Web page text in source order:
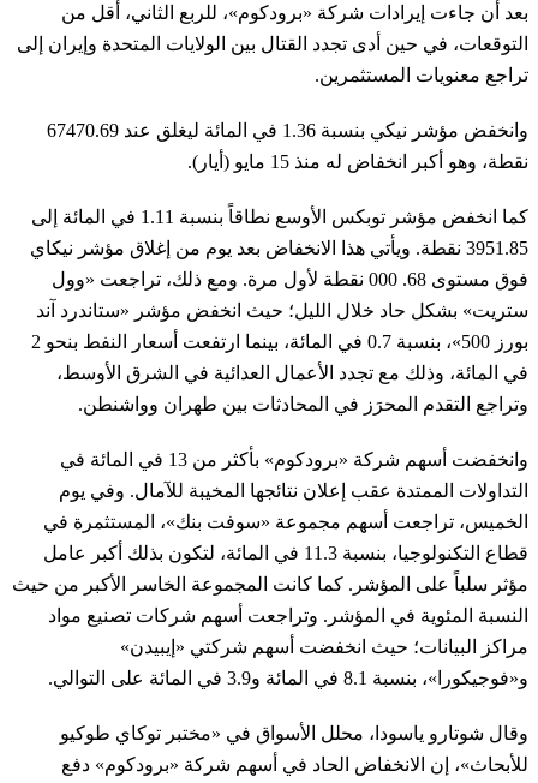
بعد أن جاءت إيرادات شركة «برودكوم»، للربع الثاني، أقل من
التوقعات، في حين أدى تجدد القتال بين الولايات المتحدة وإيران إلى
تراجع معنويات المستثمرين.
وانخفض مؤشر نيكي بنسبة 1.36 في المائة ليغلق عند 67470.69
نقطة، وهو أكبر انخفاض له منذ 15 مايو (أيار).
كما انخفض مؤشر توبكس الأوسع نطاقاً بنسبة 1.11 في المائة إلى
3951.85 نقطة. ويأتي هذا الانخفاض بعد يوم من إغلاق مؤشر نيكاي
فوق مستوى 68. 000 نقطة لأول مرة. ومع ذلك، تراجعت «وول
ستريت» بشكل حاد خلال الليل؛ حيث انخفض مؤشر «ستاندرد آند
بورز 500»، بنسبة 0.7 في المائة، بينما ارتفعت أسعار النفط بنحو 2
في المائة، وذلك مع تجدد الأعمال العدائية في الشرق الأوسط،
وتراجع التقدم المحرَز في المحادثات بين طهران وواشنطن.
وانخفضت أسهم شركة «برودكوم» بأكثر من 13 في المائة في
التداولات الممتدة عقب إعلان نتائجها المخيبة للآمال. وفي يوم
الخميس، تراجعت أسهم مجموعة «سوفت بنك»، المستثمرة في
قطاع التكنولوجيا، بنسبة 11.3 في المائة، لتكون بذلك أكبر عامل
مؤثر سلباً على المؤشر. كما كانت المجموعة الخاسر الأكبر من حيث
النسبة المئوية في المؤشر. وتراجعت أسهم شركات تصنيع مواد
مراكز البيانات؛ حيث انخفضت أسهم شركتي «إيبيدن»
و«فوجيكورا»، بنسبة 8.1 في المائة و3.9 في المائة على التوالي.
وقال شوتارو ياسودا، محلل الأسواق في «مختبر توكاي طوكيو
للأبحاث»، إن الانخفاض الحاد في أسهم شركة «برودكوم» دفع